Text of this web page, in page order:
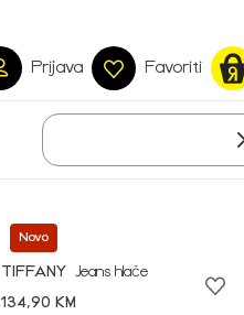
Prijava Favoriti
Novo
TIFFANY
Jeans hlače
134,90 KM